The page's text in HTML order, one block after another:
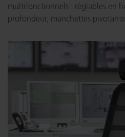
multifonctionnels : réglables en
profondeur, manchettes